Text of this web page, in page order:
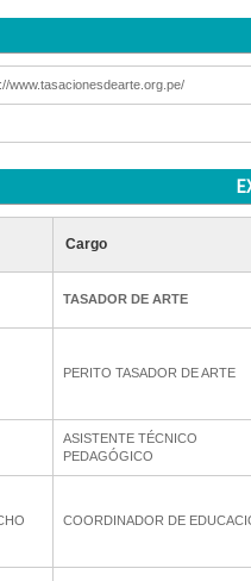
www.tasacionesdearte.org.pe/
Cargo
TASADOR DE ARTE
PERITO TASADOR DE ARTE
ASISTENTE TÉCNICO
PEDAGÓGICO
COORDINADOR DE